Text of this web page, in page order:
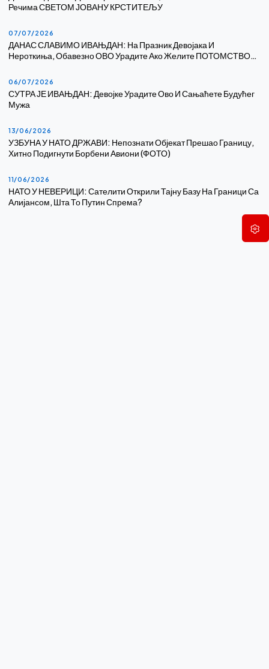
Речима СВЕТОМ ЈОВАНУ КРСТИТЕЉУ
07/07/2026
ДАНАС СЛАВИМО ИВАЊДАН: На Празник Девојака И
Нероткиња, Обавезно ОВО Урадите Ако Желите ПОТОМСТВО…
06/07/2026
СУТРА ЈЕ ИВАЊДАН: Девојке Урадите Ово И Сањаћете Будућег
Мужа
13/06/2026
УЗБУНА У НАТО ДРЖАВИ: Непознати Објекат Прешао Границу,
Хитно Подигнути Борбени Авиони (ФОТО)
11/06/2026
НАТО У НЕВЕРИЦИ: Сателити Открили Тајну Базу На Граници Са
Алијансом, Шта То Путин Спрема?